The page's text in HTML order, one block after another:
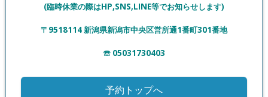
(臨時休業の際はHP,SNS,LINE等でお知らせします)
〒9518114 新潟県新潟市中央区営所通1番町301番地
☏ 05031730403
予約トップへ